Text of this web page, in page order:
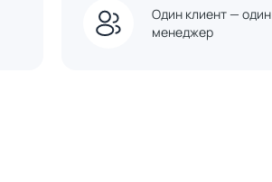
Один клиент — один
менеджер